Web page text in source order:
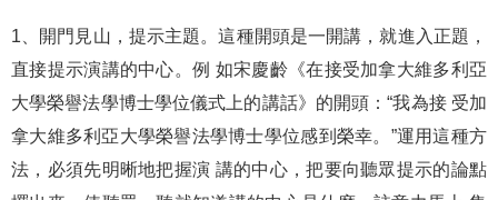
1、開門見山，提示主題。這種開頭是一開講，就進入正題，
直接提示演講的中心。例 如宋慶齡《在接受加拿大維多利亞
大學榮譽法學博士學位儀式上的講話》的開頭：“我為接 受加
拿大維多利亞大學榮譽法學博士學位感到榮幸。”運用這種方
法，必須先明晰地把握演 講的中心，把要向聽眾提示的論點